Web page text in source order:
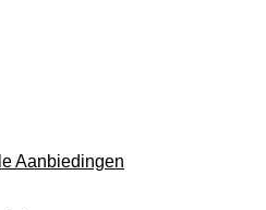
Aanbiedingen